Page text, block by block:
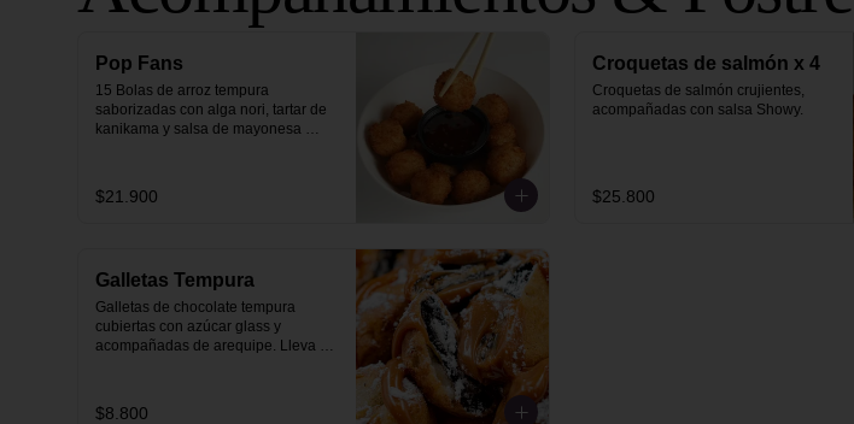
Pop Fans
15 Bolas de arroz tempura
saborizadas con alga nori, tartar de
kanikama y salsa de mayonesa
$21.900
Croquetas de salmón x 4
Croquetas de salmón crujientes,
acompañadas con salsa Showy.
$25.800
Galletas Tempura
Galletas de chocolate tempura
cubiertas con azúcar glass y
acompañadas de arequipe. Lleva 4
$8.800